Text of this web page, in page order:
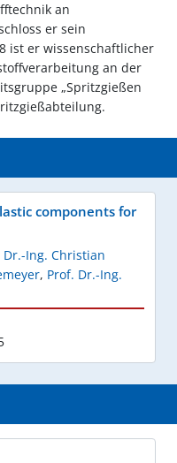
an
er sein
ist er wissenschaftlicher
an der
„Spritzgießen
components for
Dr.-Ing. Christian
, Prof. Dr.-Ing.